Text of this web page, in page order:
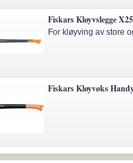
Fiskars Kløyvslegge X25
For kløyving av store
Fiskars Kløyvøks